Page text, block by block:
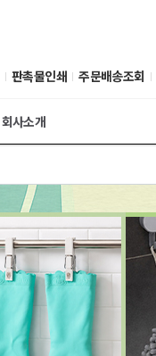
판촉물인쇄 주문배송조회
회사소개